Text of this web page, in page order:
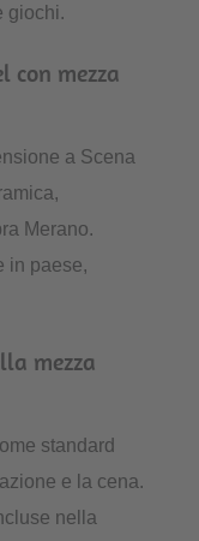
giochi.
con mezza
a Scena
Merano.
in paese,
mezza
standard
e la cena.
nella